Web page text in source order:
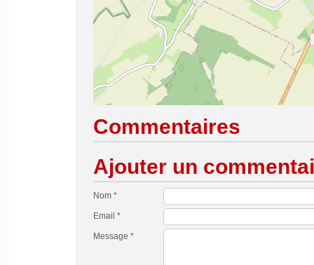
Commentaires
Ajouter un
Nom *
Email *
Message *